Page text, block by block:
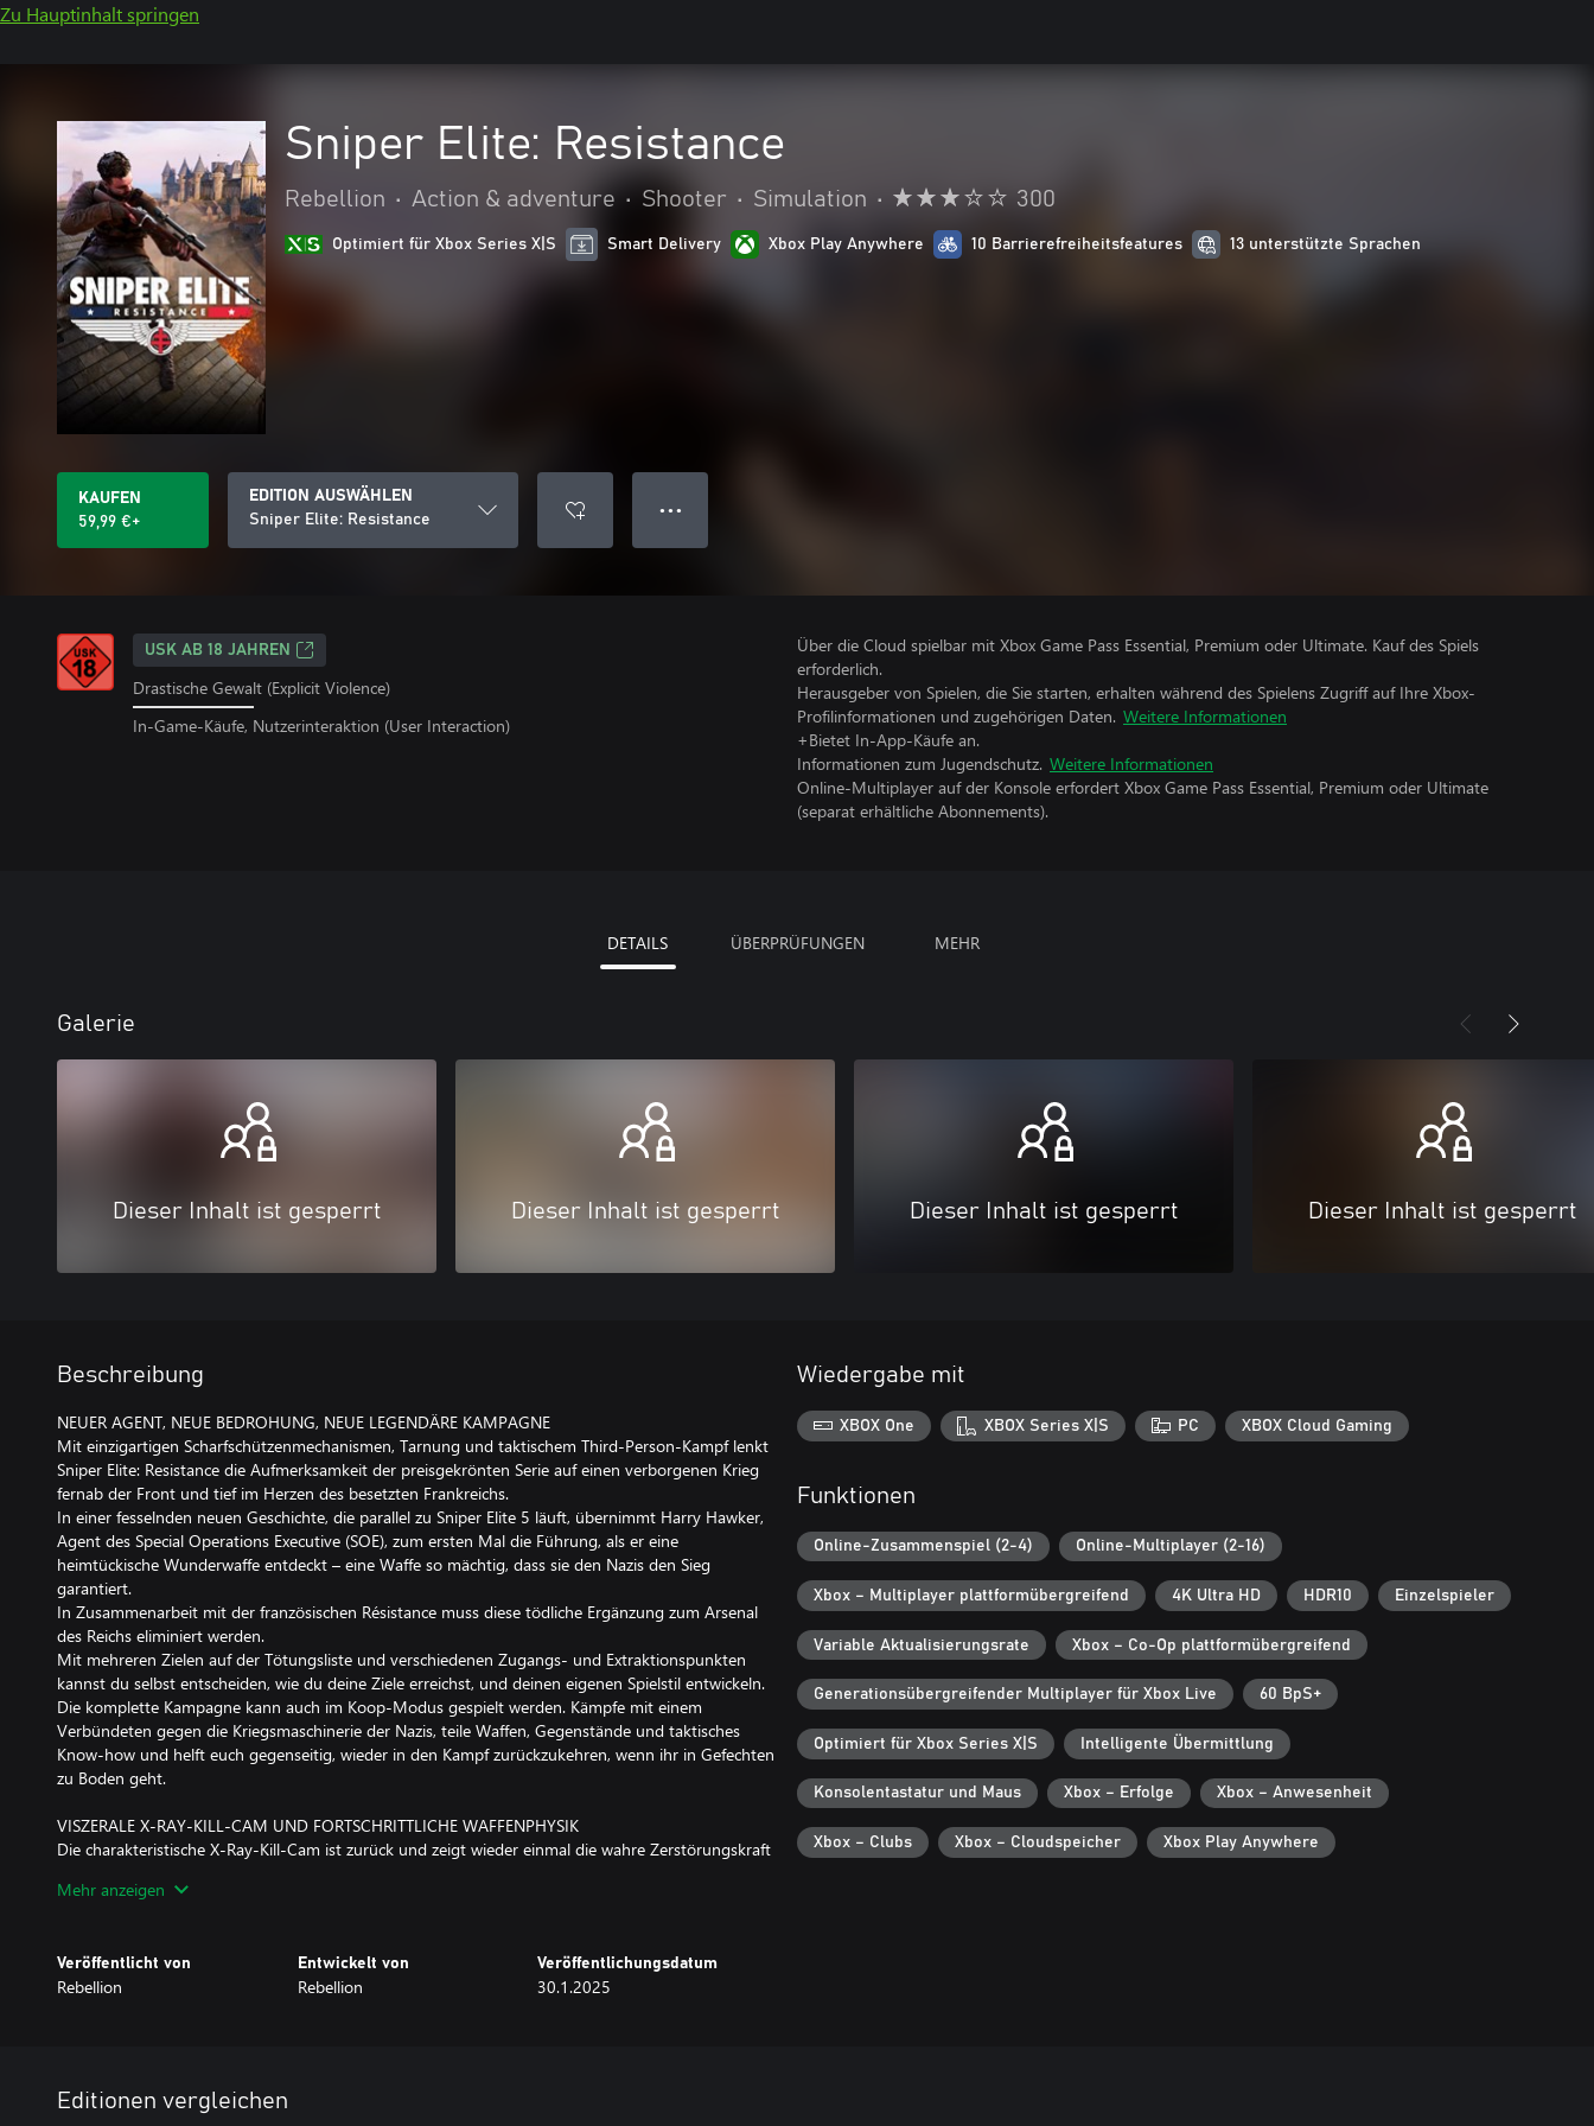
Zu Hauptinhalt springen
Sniper Elite: Resistance
Rebellion • Action & adventure • Shooter • Simulation • 300
Optimiert für Xbox Series X|S Smart Delivery Xbox Play Anywhere 10 Barrierefreiheitsfeatures 13 unterstützte Sprachen
KAUFEN
59,99 €+
EDITION AUSWÄHLEN
Sniper Elite: Resistance
● ● ●
USK AB 18 JAHREN
Drastische Gewalt (Explicit Violence)
In-Game-Käufe, Nutzerinteraktion (User Interaction)
Über die Cloud spielbar mit Xbox Game Pass Essential, Premium oder Ultimate. Kauf des Spiels
erforderlich.
Herausgeber von Spielen, die Sie starten, erhalten während des Spielens Zugriff auf Ihre Xbox-
Profilinformationen und zugehörigen Daten. Weitere Informationen
+Bietet In-App-Käufe an.
Informationen zum Jugendschutz. Weitere Informationen
Online-Multiplayer auf der Konsole erfordert Xbox Game Pass Essential, Premium oder Ultimate
(separat erhältliche Abonnements).
DETAILS ÜBERPRÜFUNGEN MEHR
Galerie
Dieser Inhalt ist gesperrt Dieser Inhalt ist gesperrt Dieser Inhalt ist gesperrt Dieser Inhalt ist gesperrt
Beschreibung
NEUER AGENT, NEUE BEDROHUNG, NEUE LEGENDÄRE KAMPAGNE
Mit einzigartigen Scharfschützenmechanismen, Tarnung und taktischem Third-Person-Kampf lenkt
Sniper Elite: Resistance die Aufmerksamkeit der preisgekrönten Serie auf einen verborgenen Krieg
fernab der Front und tief im Herzen des besetzten Frankreichs.
In einer fesselnden neuen Geschichte, die parallel zu Sniper Elite 5 läuft, übernimmt Harry Hawker,
Agent des Special Operations Executive (SOE), zum ersten Mal die Führung, als er eine
heimtückische Wunderwaffe entdeckt – eine Waffe so mächtig, dass sie den Nazis den Sieg
garantiert.
In Zusammenarbeit mit der französischen Résistance muss diese tödliche Ergänzung zum Arsenal
des Reichs eliminiert werden.
Mit mehreren Zielen auf der Tötungsliste und verschiedenen Zugangs- und Extraktionspunkten
kannst du selbst entscheiden, wie du deine Ziele erreichst, und deinen eigenen Spielstil entwickeln.
Die komplette Kampagne kann auch im Koop-Modus gespielt werden. Kämpfe mit einem
Verbündeten gegen die Kriegsmaschinerie der Nazis, teile Waffen, Gegenstände und taktisches
Know-how und helft euch gegenseitig, wieder in den Kampf zurückzukehren, wenn ihr in Gefechten
zu Boden geht.
VISZERALE X-RAY-KILL-CAM UND FORTSCHRITTLICHE WAFFENPHYSIK
Die charakteristische X-Ray-Kill-Cam ist zurück und zeigt wieder einmal die wahre Zerstörungskraft
Wege durch die Körper der Feinde. Zudem lösen Maschinenpistolen und Pistolen Kill-Cams aus, die
dem Abschuss die Gewehrschaft und den Lauf sowie Schwerkraft, Wind und deinen Puls.
des Reichs zu vereiteln!
Passe deine Waffe deinem Einsatzstil an. Halte Ausschau nach Werkbänken, um deine Gewehre,
Mehr anzeigen
Veröffentlicht von
Rebellion
Entwickelt von
Rebellion
Veröffentlichungsdatum
30.1.2025
Wiedergabe mit
XBOX One XBOX Series X|S PC XBOX Cloud Gaming
Funktionen
Online-Zusammenspiel (2-4) Online-Multiplayer (2-16)
Xbox – Multiplayer plattformübergreifend 4K Ultra HD HDR10 Einzelspieler
Variable Aktualisierungsrate Xbox – Co-Op plattformübergreifend
Generationsübergreifender Multiplayer für Xbox Live 60 BpS+
Optimiert für Xbox Series X|S Intelligente Übermittlung
Konsolentastatur und Maus Xbox – Erfolge Xbox – Anwesenheit
Xbox – Clubs Xbox – Cloudspeicher Xbox Play Anywhere
Editionen vergleichen